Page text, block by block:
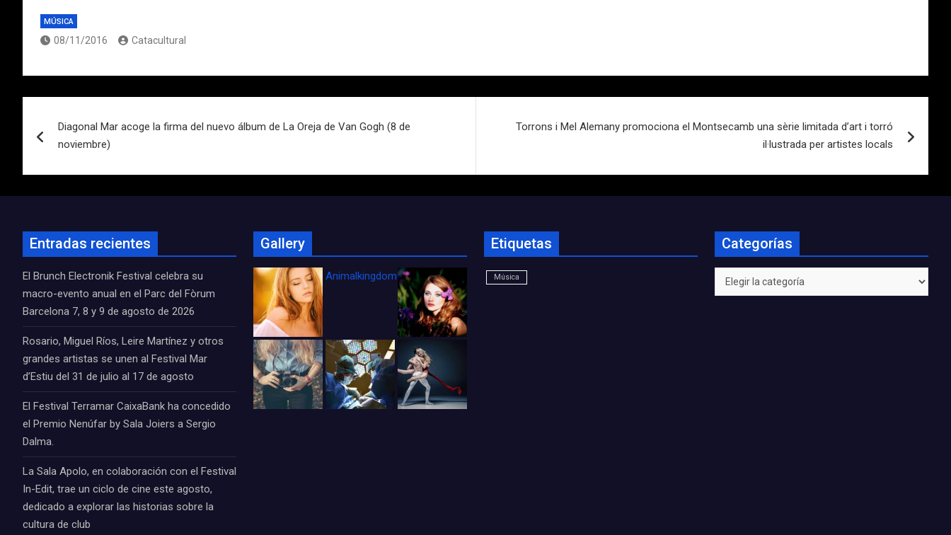
MÚSICA
08/11/2016 Catacultural
de
entradas
Diagonal Mar acoge la firma del nuevo álbum de La Oreja de Van Gogh (8 de
noviembre)
Torrons i Mel Alemany promociona el Montsecamb una sèrie limitada d’art i torró
il·lustrada per artistes locals
Entradas recientes
El Brunch Electronik Festival celebra su
macro-evento anual en el Parc del Fòrum
Barcelona 7, 8 y 9 de agosto de 2026
Rosario, Miguel Ríos, Leire Martínez y otros
grandes artistas se unen al Festival Mar
d’Estiu del 31 de julio al 17 de agosto
El Festival Terramar CaixaBank ha concedido
el Premio Nenúfar by Sala Joiers a Sergio
Dalma.
La Sala Apolo, en colaboración con el Festival
In-Edit, trae un ciclo de cine este agosto,
dedicado a explorar las historias sobre la
cultura de club
Gallery
Animalkingdom_FichaCine
Etiquetas
Música
Categorías
Categorías